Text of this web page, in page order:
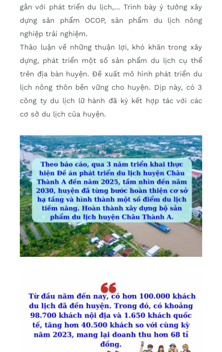
gắn với phát triển du lịch,… Trình bày ý tưởng xây
dựng sản phẩm OCOP, sản phẩm du lịch nông
nghiệp trải nghiệm.
Thảo luận về những thuận lợi, khó khăn trong xây
dựng, phát triển một số sản phẩm du lịch cụ thể
trên địa bàn huyện. Đề xuất mô hình phát triển du
lịch nông thôn bền vững cho huyện. Dịp này, có 3
công ty du lịch lữ hành đã ký kết hợp tác với các
cơ sở du lịch của huyện.